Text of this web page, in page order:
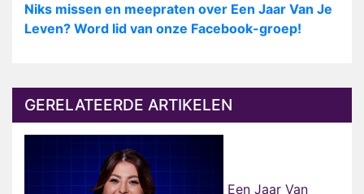
Niks missen en meepraten over Een Jaar Van Je
Leven? Word lid van onze Facebook-groep!
GERELATEERDE ARTIKELEN
Een Jaar Van